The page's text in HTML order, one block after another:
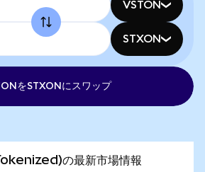
VSTON
STXON
をSTXONにスワップ
の最新市場情報